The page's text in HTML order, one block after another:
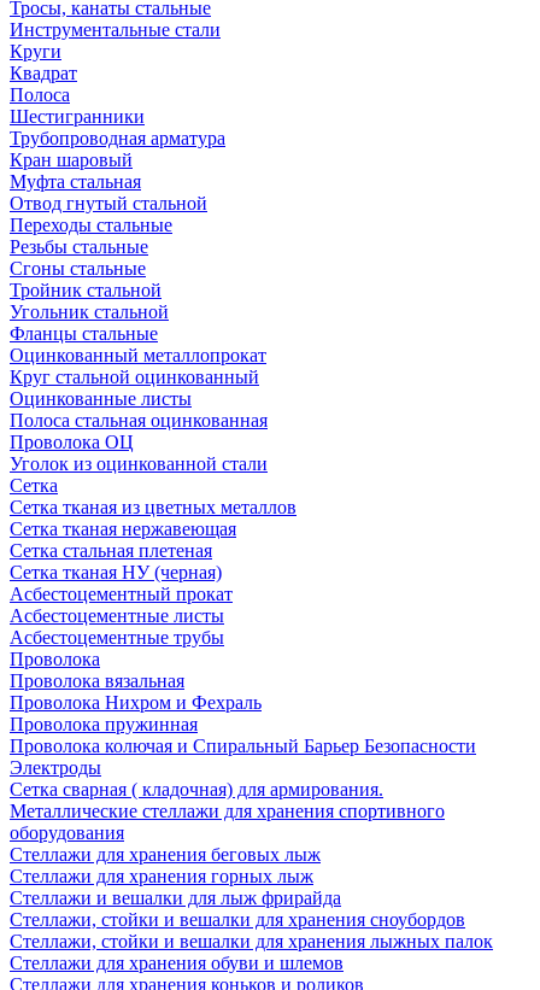
Тросы, канаты стальные
Инструментальные стали
Круги
Квадрат
Полоса
Шестигранники
Трубопроводная арматура
Кран шаровый
Муфта стальная
Отвод гнутый стальной
Переходы стальные
Резьбы стальные
Сгоны стальные
Тройник стальной
Угольник стальной
Фланцы стальные
Оцинкованный металлопрокат
Круг стальной оцинкованный
Оцинкованные листы
Полоса стальная оцинкованная
Проволока ОЦ
Уголок из оцинкованной стали
Сетка
Сетка тканая из цветных металлов
Сетка тканая нержавеющая
Сетка стальная плетеная
Сетка тканая НУ (черная)
Асбестоцементный прокат
Асбестоцементные листы
Асбестоцементные трубы
Проволока
Проволока вязальная
Проволока Нихром и Фехраль
Проволока пружинная
Проволока колючая и Спиральный Барьер Безопасности
Электроды
Сетка сварная ( кладочная) для армирования.
Металлические стеллажи для хранения спортивного
оборудования
Стеллажи для хранения беговых лыж
Стеллажи для хранения горных лыж
Стеллажи и вешалки для лыж фрирайда
Стеллажи, стойки и вешалки для хранения сноубордов
Стеллажи, стойки и вешалки для хранения лыжных палок
Стеллажи для хранения обуви и шлемов
Стеллажи для хранения коньков и роликов